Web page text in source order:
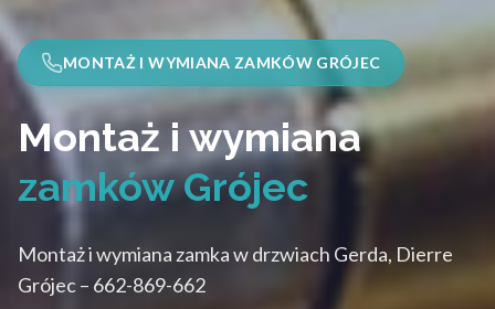
MONTAŻ I WYMIANA ZAMKÓW GRÓJEC
Montaż i wymiana
zamków Grójec
Montaż i wymiana zamka w drzwiach Gerda, Dierre
Grójec – 662-869-662